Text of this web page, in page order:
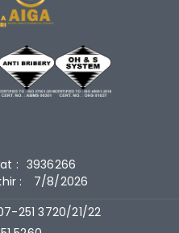
: 3936266
:
7/8/2026
251 3720/21/22